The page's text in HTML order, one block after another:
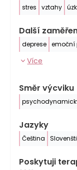
stres vztahy
Další
deprese emoční
Více
Směr výcviku
Jazyky
Čeština
Poskytuji